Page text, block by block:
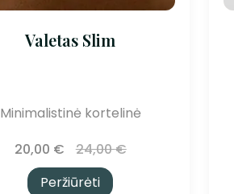
Valetas Slim
Minimalistinė kortelinė
20,00 € 24,00€
Peržiūrėti